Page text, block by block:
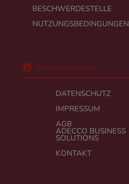
BESCHWERDESTELLE
NUTZUNGSBEDINGUNGEN
Informationen
DATENSCHUTZ
IMPRESSUM
AGB
ADECCO BUSINESS
SOLUTIONS
KONTAKT